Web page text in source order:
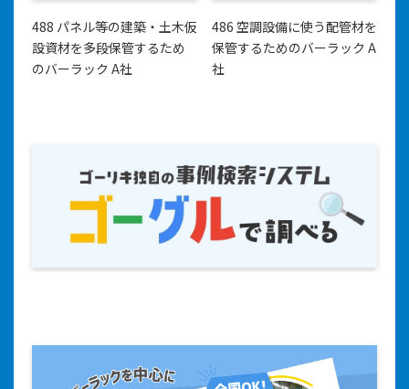
488 パネル等の建築・土木仮
設資材を多段保管するため
のバーラック A社
486 空調設備に使う配管材を
保管するためのバーラック A
社